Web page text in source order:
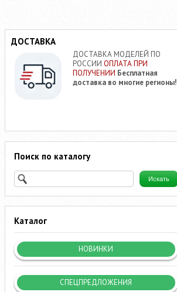
ДОСТАВКА
ДОСТАВКА МОДЕЛЕЙ ПО
РОССИИ ОПЛАТА ПРИ
ПОЛУЧЕНИИ Бесплатная
доставка во многие регионы!
Поиск по каталогу
Каталог
НОВИНКИ
СПЕЦПРЕДЛОЖЕНИЯ